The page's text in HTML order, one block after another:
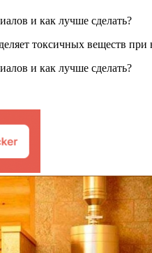
токсичных веществ при